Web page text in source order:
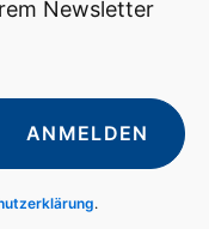
Newsletter
ANMELDEN
.